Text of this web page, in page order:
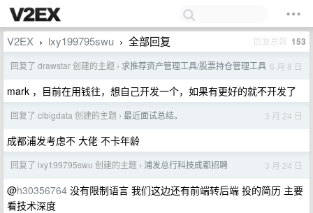
V2EX › lxy199795swu › 全部回复 回复总数 153
回复了 drawstar 创建的主题 › 求推荐资产管理工具/股票持仓管理工具 6 月 8 日
mark ，目前在用钱往，想自己开发一个，如果有更好的就不开发了
回复了 clbigdata 创建的主题 › 最近面试总结。 3 月 24 日
成都浦发考虑不 大佬 不卡年龄
回复了 lxy199795swu 创建的主题 › 浦发总行科技成都招聘 3 月 24 日
@h30356764 没有限制语言 我们这边还有前端转后端 投的简历 主要
看技术深度